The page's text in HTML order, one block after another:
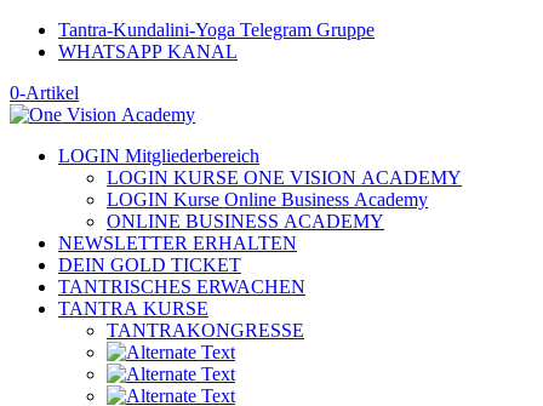
Tantra-Kundalini-Yoga Telegram Gruppe
WHATSAPP KANAL
0-Artikel
LOGIN Mitgliederbereich
LOGIN KURSE ONE VISION ACADEMY
LOGIN Kurse Online Business Academy
ONLINE BUSINESS ACADEMY
NEWSLETTER ERHALTEN
DEIN GOLD TICKET
TANTRISCHES ERWACHEN
TANTRA KURSE
TANTRAKONGRESSE